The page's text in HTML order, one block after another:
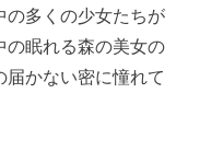
の多くの少女たちが
の眠れる森の美女の
届かない密に憧れて